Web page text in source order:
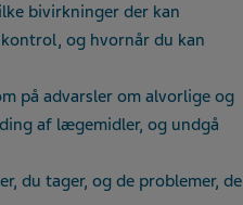
bivirkninger der kan
og hvornår du kan
på advarsler om alvorlige og
af lægemidler, og undgå
du tager, og de problemer, de